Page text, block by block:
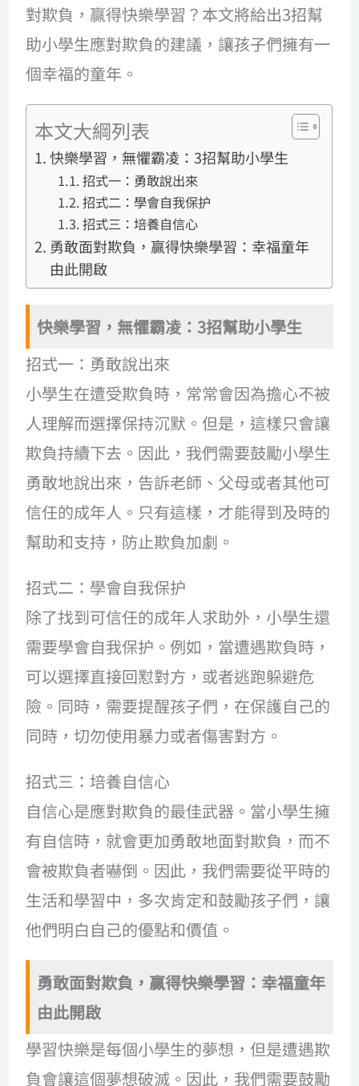
對欺負，贏得快樂學習？本文將給出3招幫
助小學生應對欺負的建議，讓孩子們擁有一
個幸福的童年。
本文大綱列表
快樂學習，無懼霸凌：3招幫助小學生
招式一：勇敢說出來
招式二：學會自我保护
招式三：培養自信心
勇敢面對欺負，贏得快樂學習：幸福童年
由此開啟
快樂學習，無懼霸凌：3招幫助小學生
招式一：勇敢說出來
小學生在遭受欺負時，常常會因為擔心不被
人理解而選擇保持沉默。但是，這樣只會讓
欺負持續下去。因此，我們需要鼓勵小學生
勇敢地說出來，告訴老師、父母或者其他可
信任的成年人。只有這樣，才能得到及時的
幫助和支持，防止欺負加劇。
招式二：學會自我保护
除了找到可信任的成年人求助外，小學生還
需要學會自我保护。例如，當遭遇欺負時，
可以選擇直接回懟對方，或者逃跑躲避危
險。同時，需要提醒孩子們，在保護自己的
同時，切勿使用暴力或者傷害對方。
招式三：培養自信心
自信心是應對欺負的最佳武器。當小學生擁
有自信時，就會更加勇敢地面對欺負，而不
會被欺負者嚇倒。因此，我們需要從平時的
生活和學習中，多次肯定和鼓勵孩子們，讓
他們明白自己的優點和價值。
勇敢面對欺負，贏得快樂學習：幸福童年
由此開啟
學習快樂是每個小學生的夢想，但是遭遇欺
負會讓這個夢想破滅。因此，我們需要鼓勵